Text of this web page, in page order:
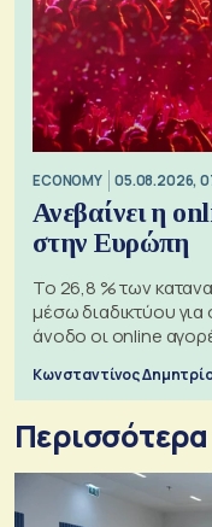
ECONOMY 05.08.2026,
Ανεβαίνει η
στην Ευρώπη
Το 26,8 % των
μέσω διαδικτύου για
άνοδο οι online
Κωνσταντίνος